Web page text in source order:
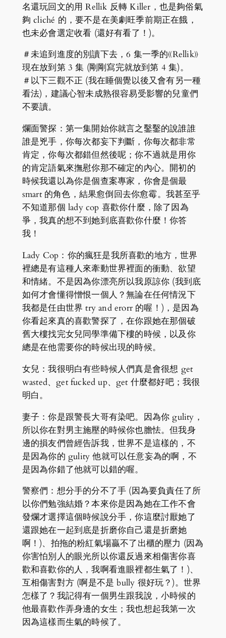
名還玩回文的用 Rellik 反轉 Killer，也是夠俗氣
夠 cliché 的，要不是在美劇旺季前期正在餓，
也未必會選定收看 (還好有看了！)。
＃未追到進度的別讀下去，6 集一季的《Rellik》
現在放到第 3 集 (剛剛寫完就放到第 4 集)。
＃以下三觀不正 (我在睡個覺以後又會有另一種
看法)，建議心智未成熟很容易受影響的兒童們
不要讀。
爛面警探：第一集開始你就言之鑿鑿的說誰誰
誰是兇手，你每次都妄下判斷，你每次都非常
肯定，你每次都錯但然後呢；你不過就是用你
的肯定語氣來撫慰你那不確定的內心。開初的
時候我還以為你是個查案專家，你會是個最
smart 的角色，結果愈倒回去你愈霉。我甚至乎
不知道那個 lady cop 喜歡你什麼，除了因為
爭，我真的想不到她到底喜歡你什麼！你答
我！
Lady Cop：你的瘋狂是我所喜歡的地方，世界
裡總是有這種人來牽動世界裡面的衝動、欲望
和情緒。不是因為你漂亮所以我原諒你 (我到底
如何才會懂得憎恨一個人？無論在任何情況下
我都是任由世界 try and erorr 的喔！)，是因為
你看起來真的喜歡警探了，在你跟她在那個破
舊大樓找完女兒同學準備下樓的時候，以及你
總是在他需要你的時候出現的時候。
女兒：我很明白有些時候人們真是會很想 get
wasted、get fucked up、get 什麼都好吧；我很
明白。
妻子：你是跟警長大哥有染吧。因為你 gulity，
所以你在對男主施壓的時候你也膽怯。但我身
邊的損友們曾經告訴我，世界不是這樣的，不
是因為你的 gulity 他就可以任意妄為的啊，不
是因為你錯了他就可以錯的喔。
警察們：想分手的分不了手 (因為要負責任了所
以你們勉強結婚？本來你是因為她在工作不會
發爛才選擇這個時候說分手，你這麼討厭她了
還跟她在一起到底是折磨你自己還是折磨她
啊！)、拍拖的粉紅氣場贏不了出櫃的壓力 (因為
你害怕別人的眼光所以你還反過來相傷害你喜
歡和喜歡你的人，我啊看進眼裡都生氣了！)、
互相傷害對方 (啊是不是 bully 很好玩？)。世界
怎樣了？我記得有一個男生跟我說，小時候的
他最喜歡作弄身邊的女生；我也想起我第一次
因為這樣而生氣的時候了。